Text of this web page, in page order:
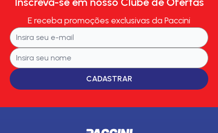
E receba promoções exclusivas da Paccini
CADASTRAR